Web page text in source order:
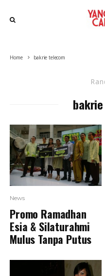
Home bakrie telecom
News
Promo Ramadhan
Esia & Silaturahmi
Mulus Tanpa Putus